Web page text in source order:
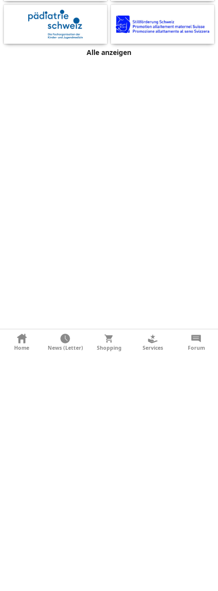
Alle anzeigen
KONTAKT
Home News (Letter) Shopping Services Forum